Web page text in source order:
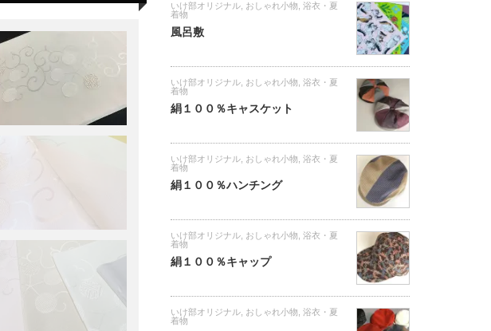
いけ部オリジナル おしゃれ小物 浴衣・夏
着物
風呂敷
いけ部オリジナル おしゃれ小物 浴衣・夏
着物
絹１００％キャスケット
いけ部オリジナル おしゃれ小物 浴衣・夏
着物
絹１００％ハンチング
いけ部オリジナル おしゃれ小物 浴衣・夏
着物
絹１００％キャップ
いけ部オリジナル おしゃれ小物 浴衣・夏
着物